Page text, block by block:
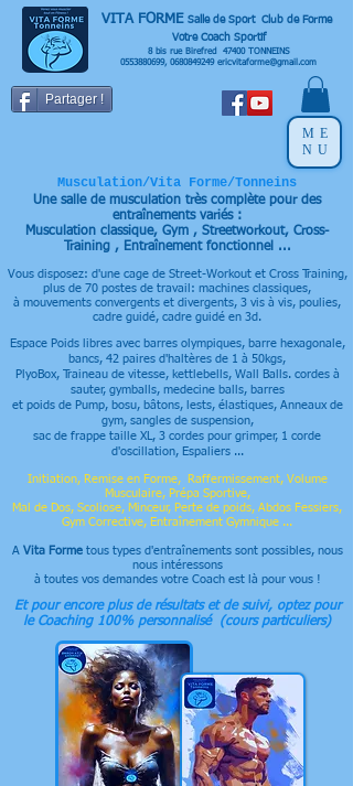
Partager !
VITA FORME Salle de Sport Club de Forme
Votre Coach Sportif
8 bis rue Birefred 47400 TONNEINS
0553880699, 0680849249 ericvitaforme@gmail.com
ME
NU
Musculation/Vita Forme/Tonneins
Une salle de musculation très complète pour des
entraînements variés :
Musculation classique, Gym , Streetworkout, Cross-
Training , Entraînement fonctionnel ...
Vous disposez: d'une cage de Street-Workout et Cross Training,
plus de 70 postes de travail: machines classiques,
à mouvements convergents et divergents, 3 vis à vis, poulies,
cadre guidé, cadre guidé en 3d.
Espace Poids libres avec barres olympiques, barre hexagonale,
bancs, 42 paires d'haltères de 1 à 50kgs,
PlyoBox, Traineau de vitesse, kettlebells, Wall Balls. cordes à
sauter, gymballs, medecine balls, barres
et poids de Pump, bosu, bâtons, lests, élastiques, Anneaux de
gym, sangles de suspension,
sac de frappe taille XL, 3 cordes pour grimper, 1 corde
d'oscillation, Espaliers ...
Initiation, Remise en Forme, Raffermissement, Volume
Musculaire, Prépa Sportive,
Mal de Dos, Scoliose, Minceur, Perte de poids, Abdos Fessiers,
Gym Corrective, Entraînement Gymnique ...
A Vita Formetous types d'entraînements sont possibles, nous
nous intéressons
à toutes vos demandes votre Coach est là pour vous !
Et pour encore plus de résultats et de suivi, optez pour
le Coaching 100% personnalisé (cours particuliers)